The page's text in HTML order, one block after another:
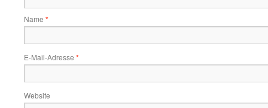
Name *
E-Mail-Adresse *
Website